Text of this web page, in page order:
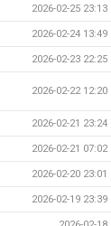
2026-02-25 23:13
2026-02-24 13:49
2026-02-23 22:25
2026-02-22 12:20
2026-02-21 23:24
2026-02-21 07:02
2026-02-20 23:01
2026-02-19 23:39